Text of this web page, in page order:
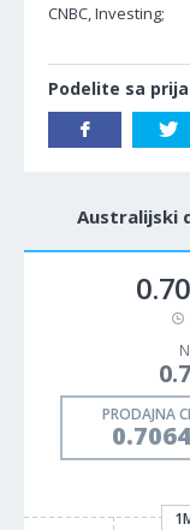
CNBC, Investing;
Podelite sa
Australijski
PRODAJNA